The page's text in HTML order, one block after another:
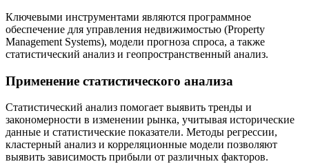
Ключевыми инструментами являются программное
обеспечение для управления недвижимостью (Property
Management Systems), модели прогноза спроса, а также
статистический анализ и геопространственный анализ.
Применение статистического анализа
Статистический анализ помогает выявить тренды и
закономерности в изменении рынка, учитывая исторические
данные и статистические показатели. Методы регрессии,
кластерный анализ и корреляционные модели позволяют
выявить зависимость прибыли от различных факторов.